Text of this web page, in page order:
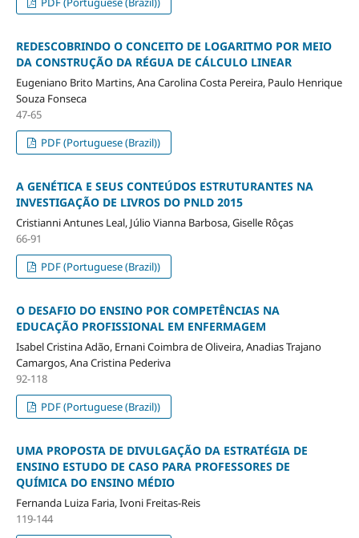
REDESCOBRINDO O CONCEITO DE LOGARITMO POR MEIO
DA CONSTRUÇÃO DA RÉGUA DE CÁLCULO LINEAR
Eugeniano Brito Martins, Ana Carolina Costa Pereira, Paulo Henrique
Souza Fonseca
47-65
PDF (Portuguese (Brazil))
A GENÉTICA E SEUS CONTEÚDOS ESTRUTURANTES NA
INVESTIGAÇÃO DE LIVROS DO PNLD 2015
Cristianni Antunes Leal, Júlio Vianna Barbosa, Giselle Rôças
66-91
PDF (Portuguese (Brazil))
O DESAFIO DO ENSINO POR COMPETÊNCIAS NA
EDUCAÇÃO PROFISSIONAL EM ENFERMAGEM
Isabel Cristina Adão, Ernani Coimbra de Oliveira, Anadias Trajano
Camargos, Ana Cristina Pederiva
92-118
PDF (Portuguese (Brazil))
UMA PROPOSTA DE DIVULGAÇÃO DA ESTRATÉGIA DE
ENSINO ESTUDO DE CASO PARA PROFESSORES DE
QUÍMICA DO ENSINO MÉDIO
Fernanda Luiza Faria, Ivoni Freitas-Reis
119-144